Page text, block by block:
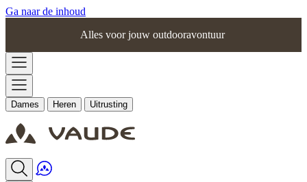
Ga naar de inhoud
Alles voor jouw outdooravontuur
Dames Heren Uitrusting